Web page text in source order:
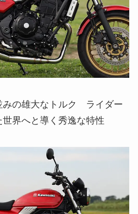
みの雄大なトルク ライダー
界へと導く秀逸な特性